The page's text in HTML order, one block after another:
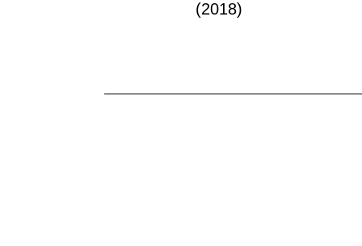
(2018)